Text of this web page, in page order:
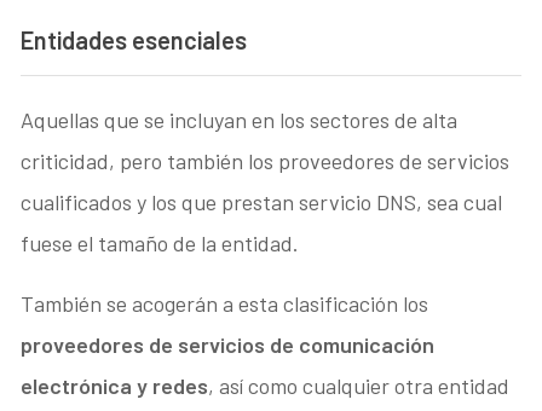
Entidades esenciales
Aquellas que se incluyan en los sectores de alta
criticidad, pero también los proveedores de servicios
cualificados y los que prestan servicio DNS, sea cual
fuese el tamaño de la entidad.
También se acogerán a esta clasificación los
proveedores de servicios de comunicación
electrónica y redes, así como cualquier otra entidad